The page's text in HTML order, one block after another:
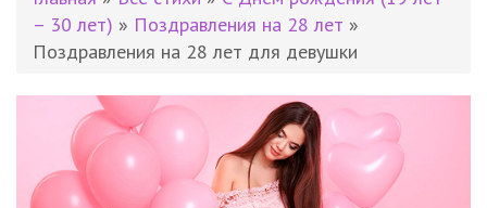
– 30 лет) » Поздравления на 28 лет »
Поздравления на 28 лет для девушки